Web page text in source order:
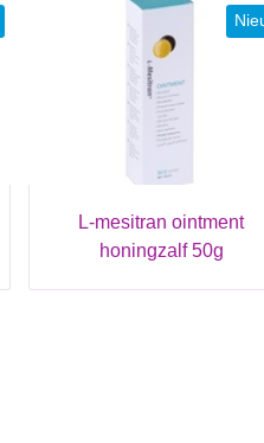
l-mesitran ointment
honingzalf 50g